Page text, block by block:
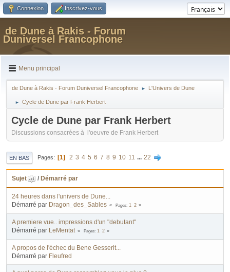
Connexion Inscrivez-vous
de Dune à Rakis - Forum
Duniversel Francophone
Menu principal
de Dune à Rakis - Forum Duniversel Francophone ► L'Univers de Dune
► Cycle de Dune par Frank Herbert
Cycle de Dune par Frank Herbert
Discussions consacrées à l'oeuvre de Frank Herbert
EN BAS Pages 1 2 3 4 5 6 7 8 9 10 11 ... 22
Sujet / Démarré par
24 heures dans l'univers de Dune...
Démarré par Dragon_des_Sables Pages 1 2
A premiere vue.. impressions d'un "debutant"
Démarré par LeMentat Pages 1 2
A propos de l'échec du Bene Gesserit...
Démarré par Fleufred